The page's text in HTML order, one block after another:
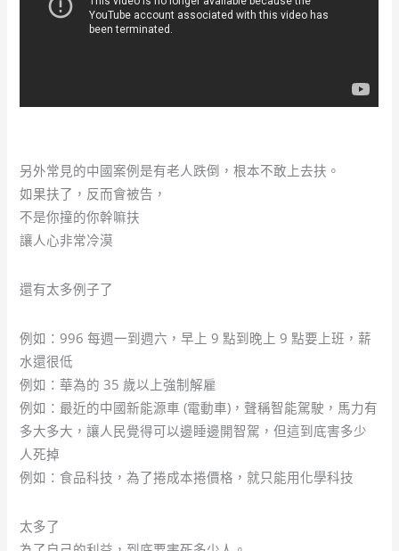
另外常見的中國案例是有老人跌倒，根本不敢上去扶。
如果扶了，反而會被告，
不是你撞的你幹嘛扶
讓人心非常冷漠
還有太多例子了
例如：996 每週一到週六，早上 9 點到晚上 9 點要上班，薪
水還很低
例如：華為的 35 歲以上強制解雇
例如：最近的中國新能源車 (電動車)，聲稱智能駕駛，馬力有
多大多大，讓人民覺得可以邊睡邊開智駕，但這到底害多少
人死掉
例如：食品科技，為了捲成本捲價格，就只能用化學科技
太多了